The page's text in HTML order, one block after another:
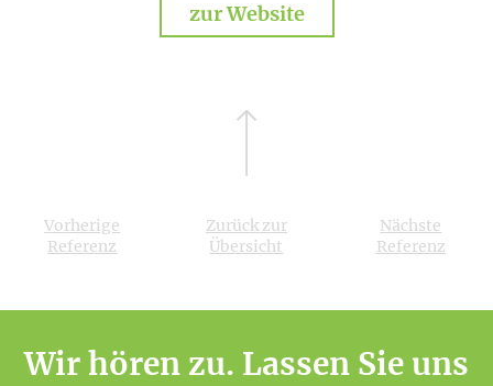
zur Website
Vorherige
Referenz
Zurück zur
Übersicht
Nächste
Referenz
Wir hören zu. Lassen Sie uns